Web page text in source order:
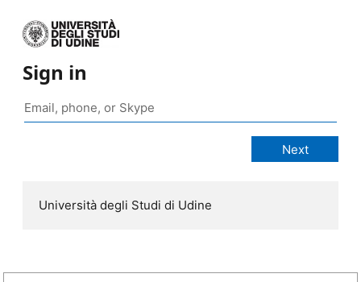
Sign in
Università degli Studi di Udine